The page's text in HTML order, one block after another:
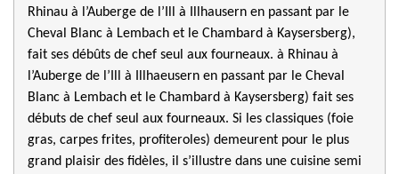
Rhinau à l’Auberge de l’Ill à Illhausern en passant par le
Cheval Blanc à Lembach et le Chambard à Kaysersberg),
fait ses débûts de chef seul aux fourneaux. à Rhinau à
l’Auberge de l’Ill à Illhaeusern en passant par le Cheval
Blanc à Lembach et le Chambard à Kaysersberg) fait ses
débuts de chef seul aux fourneaux. Si les classiques (foie
gras, carpes frites, profiteroles) demeurent pour le plus
grand plaisir des fidèles, il s’illustre dans une cuisine semi